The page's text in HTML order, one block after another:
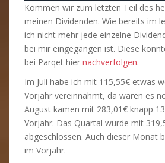
Kommen wir zum letzten Teil des
meinen Dividenden. Wie bereits im
ich nicht mehr jede einzelne
bei mir eingegangen ist. Diese
bei Parqet hier nachverfolgen.
Im Juli habe ich mit 115,55€ etwas
Vorjahr vereinnahmt, da waren es
August kamen mit 283,01€ knapp
Vorjahr. Das Quartal wurde mit
abgeschlossen. Auch dieser Monat
im Vorjahr.